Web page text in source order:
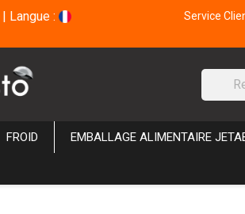
| Langue :
Service
FROID EMBALLAGE ALIMENTAIRE